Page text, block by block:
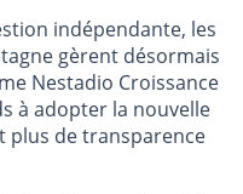
indépendante, les
gèrent désormais
Nestadio Croissance
à adopter la nouvelle
plus de transparence